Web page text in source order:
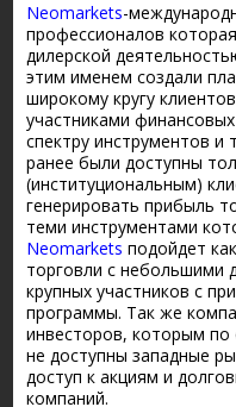
Neomarkets-
профессионалов
дилерской
этим именем создали
широкому кругу
участниками
спектру инструментов
ранее были доступны
(институциональным)
генерировать прибыль
теми инструментами
Neomarkets подойдет
торговли с небольшими
крупных участников с
программы. Так же
инвесторов, которым
не доступны западные
доступ к акциям и
компаний.